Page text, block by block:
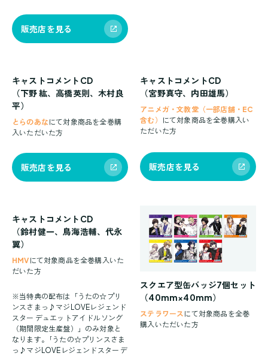
販売店を見る
キャストコメントCD
（下野 紘、高橋英則、木村良
平）
とらのあな にて対象商品を全巻購
入いただいた方
販売店を見る
キャストコメントCD
（宮野真守、内田雄馬）
アニメガ・文教堂（一部店舗・EC
含む）
にて対象商品を全巻購入い
ただいた方
販売店を見る
キャストコメントCD
（鈴村健一、鳥海浩輔、代永
翼）
HMV にて対象商品を全巻購入いた
だいた方
※当特典の配布は「うたの☆プリ
ンスさまっ♪マジLOVEレジェンド
スター デュエットアイドルソング
（期間限定生産盤）」のみ対象と
なります。｢うたの☆プリンスさま
っ♪マジLOVEレジェンドスター デ
スクエア型缶バッジ7個セット
（40mm×40mm）
ステラワース にて対象商品を全巻
購入いただいた方